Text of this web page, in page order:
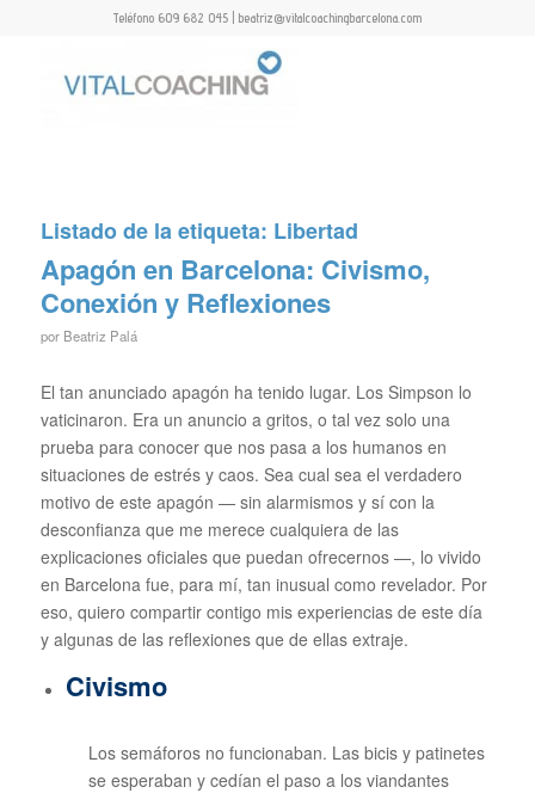
Teléfono 609 682 045 | beatriz@vitalcoachingbarcelona.com
Listado de la etiqueta: Libertad
Apagón en Barcelona: Civismo,
Conexión y Reflexiones
por Beatriz Palá
El tan anunciado apagón ha tenido lugar. Los Simpson lo
vaticinaron. Era un anuncio a gritos, o tal vez solo una
prueba para conocer que nos pasa a los humanos en
situaciones de estrés y caos. Sea cual sea el verdadero
motivo de este apagón — sin alarmismos y sí con la
desconfianza que me merece cualquiera de las
explicaciones oficiales que puedan ofrecernos —, lo vivido
en Barcelona fue, para mí, tan inusual como revelador. Por
eso, quiero compartir contigo mis experiencias de este día
y algunas de las reflexiones que de ellas extraje.
Civismo
Los semáforos no funcionaban. Las bicis y patinetes
se esperaban y cedían el paso a los viandantes